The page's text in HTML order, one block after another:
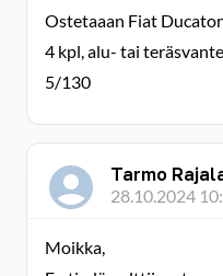
Ostetaaan Fiat
4 kpl, alu- tai
5/130
Tarmo
28.10.2024
Moikka,